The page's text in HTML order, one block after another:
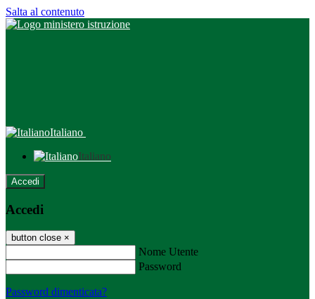
Salta al contenuto
Italiano
Italiano
Accedi
Accedi
button close ×
Nome Utente
Password
Password dimenticata?